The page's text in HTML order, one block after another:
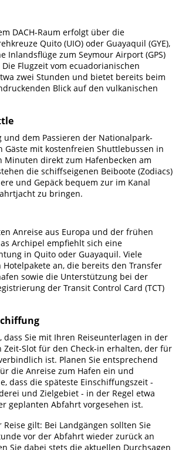
DACH-Raum erfolgt über die
Quito (UIO) oder Guayaquil (GYE),
Inlandsflüge zum Seymour Airport (GPS)
Flugzeit vom ecuadorianischen
zwei Stunden und bietet bereits beim
Blick auf den vulkanischen
und dem Passieren der Nationalpark-
Gäste mit kostenfreien Shuttlebussen in
direkt zum Hafenbecken am
die schiffseigenen Beiboote (Zodiacs)
und Gepäck bequem zur im Kanal
zu bringen.
Anreise aus Europa und der frühen
Archipel empfiehlt sich eine
in Quito oder Guayaquil. Viele
Hotelpakete an, die bereits den Transfer
sowie die Unterstützung bei der
der Transit Control Card (TCT)
dass Sie mit Ihren Reiseunterlagen in der
Zeit-Slot für den Check-in erhalten, der für
ist. Planen Sie entsprechend
die Anreise zum Hafen ein und
dass die späteste Einschiffungszeit -
und Zielgebiet - in der Regel etwa
geplanten Abfahrt vorgesehen ist.
gilt: Bei Landgängen sollten Sie
vor der Abfahrt wieder zurück an
Sie dabei stets die aktuellen Durchsagen